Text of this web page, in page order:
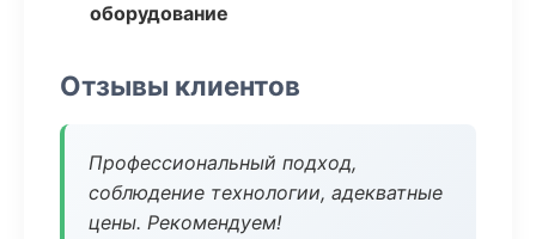
оборудование
Отзывы клиентов
Профессиональный подход,
соблюдение технологии, адекватные
цены. Рекомендуем!